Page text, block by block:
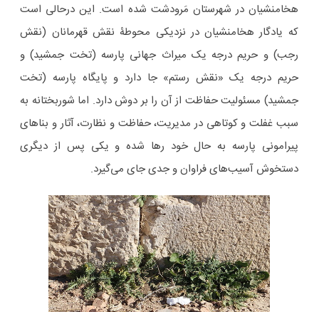
هخامنشیان در شهرستان مَرودشت شده است. این درحالی است
که یادگار هخامنشیان در نزدیکی محوطۀ نقش قهرمانان (نقش
رجب) و حریم درجه یک میراث جهانی پارسه (تخت جمشید) و
حریم درجه یک «نقش رستم» جا دارد و پایگاه پارسه (تخت
جمشید) مسئولیت حفاظت از آن را بر دوش دارد. اما شوربختانه به
سبب غفلت و کوتاهی در مدیریت، حفاظت و نظارت، آثار و بناهای
پیرامونی پارسه به حال خود رها شده و یکی پس از دیگری
دستخوش آسیب‌های فراوان و جدی جای می‌گیرد.